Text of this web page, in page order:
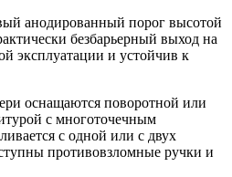
анодированный порог высотой
безбарьерный выход на
эксплуатации и устойчив к
оснащаются поворотной или
с многоточечным
с одной или с двух
противовзломные ручки и